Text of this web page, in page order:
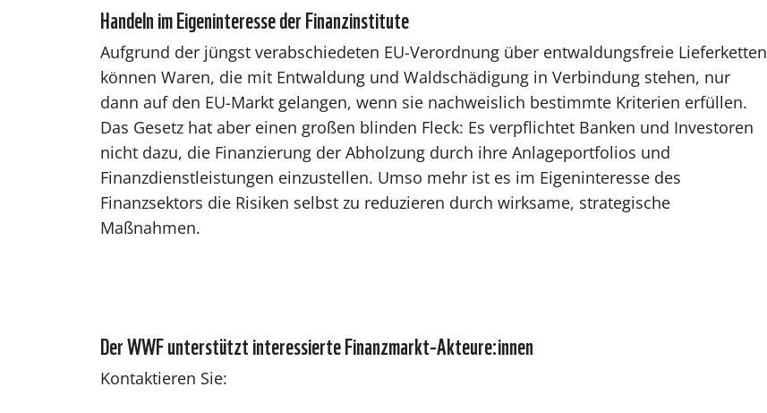
Handeln im Eigeninteresse der Finanzinstitute
Aufgrund der jüngst verabschiedeten EU-Verordnung über entwaldungsfreie Lieferketten
können Waren, die mit Entwaldung und Waldschädigung in Verbindung stehen, nur
dann auf den EU-Markt gelangen, wenn sie nachweislich bestimmte Kriterien erfüllen.
Das Gesetz hat aber einen großen blinden Fleck: Es verpflichtet Banken und Investoren
nicht dazu, die Finanzierung der Abholzung durch ihre Anlageportfolios und
Finanzdienstleistungen einzustellen. Umso mehr ist es im Eigeninteresse des
Finanzsektors die Risiken selbst zu reduzieren durch wirksame, strategische
Maßnahmen.
Der WWF unterstützt interessierte Finanzmarkt-Akteure:innen
Kontaktieren Sie: